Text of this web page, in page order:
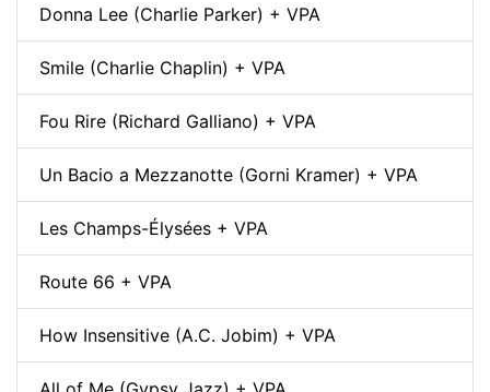
Donna Lee (Charlie Parker) + VPA
Smile (Charlie Chaplin) + VPA
Fou Rire (Richard Galliano) + VPA
Un Bacio a Mezzanotte (Gorni Kramer) + VPA
Les Champs-Élysées + VPA
Route 66 + VPA
How Insensitive (A.C. Jobim) + VPA